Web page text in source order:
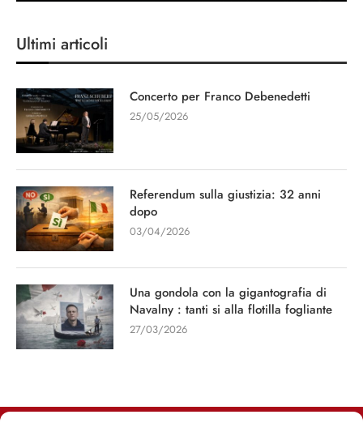
Ultimi articoli
Concerto per Franco Debenedetti
25/05/2026
Referendum sulla giustizia: 32 anni
dopo
03/04/2026
Una gondola con la gigantografia di
Navalny : tanti si alla flotilla fogliante
27/03/2026